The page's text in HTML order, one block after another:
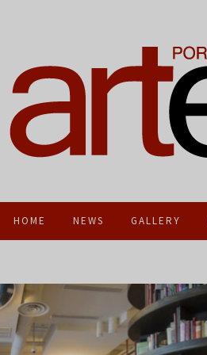
HOME NEWS GALLERY